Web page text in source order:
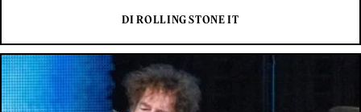
DI ROLLING STONE IT